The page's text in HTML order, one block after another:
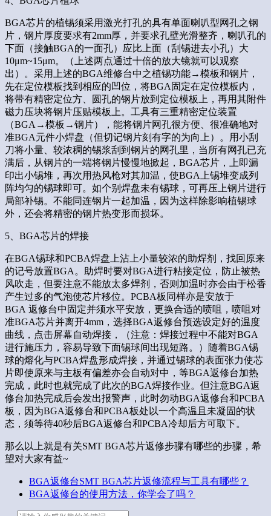
BGA芯片的植锡须采用激光打孔的具有单面喇叭型网孔之钢
片，钢片厚度要求有2mm厚，并要求孔壁光滑整齐，喇叭孔的
下面（接触BGA的一面孔）应比上面（刮锡进去小孔）大
10μm~15μm。（上述两点通过十倍的放大镜就可以观察
出）。采用上述的BGA维修台中之植锡功能→模板和钢片，
先在定位模板找到相应的凹位，将BGA固定在定位模板内，
将带有精密定位方、圆孔的钢片放到定位模板上，再用其附件
磁力压块将钢片压贴模板上。工具有三重精密定位装置
（BGA→模板→钢片），能将钢片网孔很方便、很准确地对
准BGA元件小焊盘（但切记钢片刻有字的为向上）。用小刮
刀将小量、较浓稠的锡浆刮到钢片的网孔里，当所有网孔已充
满后，从钢片的一端将钢片慢慢地掀起，BGA芯片，上即漏
印出小锡堆，再次用热风枪对其加温，使BGA上锡堆变成列
阵均匀的锡球即可。如个别焊盘未有锡球，可再压上钢片进行
局部补锡。不能同连钢片一起加温，因为这样除影响植锡球
外，还会将精密的钢片热变形而损坏。
5、BGA芯片的焊接
在BGA锡球和PCBA焊盘上沾上小量较浓的助焊剂，找回原来
的记号放置BGA。助焊时要对BGA进行粘接定位，防止被热
风吹走，但要注意不能放太多焊剂，否则加温时亦会由于松香
产生过多的气泡使芯片移位。PCBA板同样亦是安放于
BGA 返修台中固定并须水平安放，更换合适的喷咀，喷咀对
准BGA芯片并离开4mm，选择BGA返修台预选设定好的温度
曲线，点击屏幕自动焊接，（注意：焊接过程中不能对BGA
进行施压力，容易导致下面锡球间出现短路。）随着BGA锡
球的熔化与PCBA焊盘形成焊接，并通过锡球的表面张力使芯
片即使原来与主板有偏差亦会自动对中，等BGA返修台加热
完成，此时也就完成了此次的BGA焊接作业。但注意BGA返
修台加热完成后会发出报警声，此时勿动BGA返修台和PCBA
板，因为BGA返修台和PCBA板处以一个高温且未凝固的状
态，须等待40秒后BGA返修台和PCBA冷却后方可取下。
那么以上就是有关SMT BGA芯片返修步骤有哪些的步骤，希
望对大家有益~
BGA返修台SMT BGA芯片返修流程与工具有哪些？
BGA返修台的使用方法，你学会了吗？